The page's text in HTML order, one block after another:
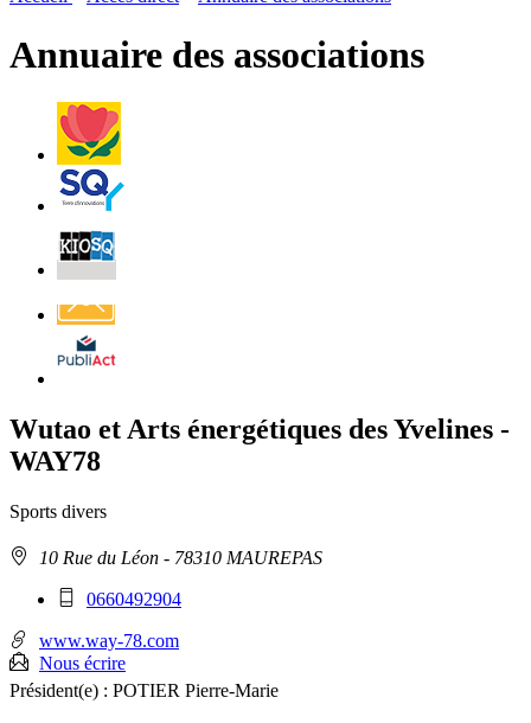
page
Annuaire des associations
Villes
et
Villages
Fleuris
Saint-
Quentin
Billetterie
Affichage
légal
Wutao et Arts énergétiques des Yvelines -
WAY78
Sports divers
Adresse10 Rue du Léon - 78310 MAUREPAS
Téléphone
:
0660492904
www.way-78.com
Nous écrire
Président(e) : POTIER Pierre-Marie